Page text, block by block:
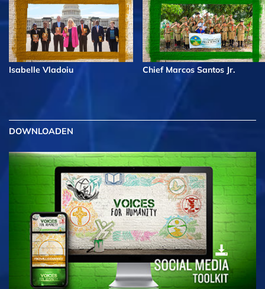
Isabelle Vladoiu Chief Marcos Santos Jr.
DOWNLOADEN